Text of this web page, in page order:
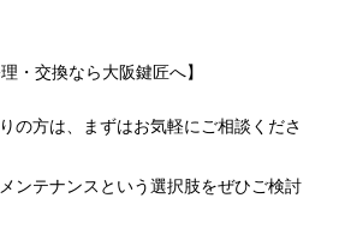
・交換なら大阪鍵匠へ】
の方は、まずはお気軽にご相談くださ
ンテナンスという選択肢をぜひご検討